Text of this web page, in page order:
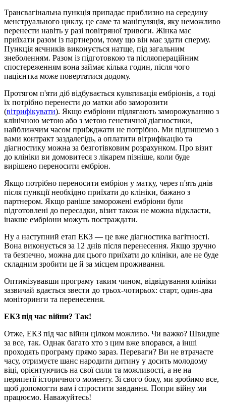
Трансвагінальна пункція припадає приблизно на середину
менструального циклу, це саме та маніпуляція, яку неможливо
перенести навіть у разі повітряної тривоги. Жінка має
приїхати разом із партнером, тому що він має здати сперму.
Пункція яєчників виконується натще, під загальним
знеболенням. Разом із підготовкою та післяопераційним
спостереженням вона займає кілька годин, після чого
пацієнтка може повертатися додому.
Протягом п'яти діб відбувається культивація ембріонів, а тоді
їх потрібно перенести до матки або заморозити
(вітрифікувати). Якщо ембріони підлягають заморожуванню з
клінічною метою або з метою генетичної діагностики,
найближчим часом приїжджати не потрібно. Ми підпишемо з
вами контракт заздалегідь, а оплатити вітрифікацію та
діагностику можна за безготівковим розрахунком. Про візит
до клініки ви домовитеся з лікарем пізніше, коли буде
вирішено переносити ембріон.
Якщо потрібно переносити ембріон у матку, через п'ять днів
після пункції необхідно приїхати до клініки, бажано з
партнером. Якщо раніше заморожені ембріони були
підготовлені до пересадки, візит також не можна відкласти,
інакше ембріони можуть постраждати.
Ну а наступний етап ЕКЗ — це вже діагностика вагітності.
Вона виконується за 12 днів після перенесення. Якщо зручно
та безпечно, можна для цього приїхати до клініки, але не буде
складним зробити це й за місцем проживання.
Оптимізувавши програму таким чином, відвідування клініки
зазвичай вдається звести до трьох-чотирьох: старт, один-два
моніторинги та перенесення.
ЕКЗ під час війни? Так!
Отже, ЕКЗ під час війни цілком можливо. Чи важко? Швидше
за все, так. Однак багато хто з цим вже впорався, а інші
проходять програму прямо зараз. Переваги? Ви не втрачаєте
часу, отримуєте шанс народити дитину у досить молодому
віці, орієнтуючись на свої сили та можливості, а не на
перипетії історичного моменту. Зі свого боку, ми зробимо все,
щоб допомогти вам і спростити завдання. Попри війну ми
працюємо. Наважуйтесь!